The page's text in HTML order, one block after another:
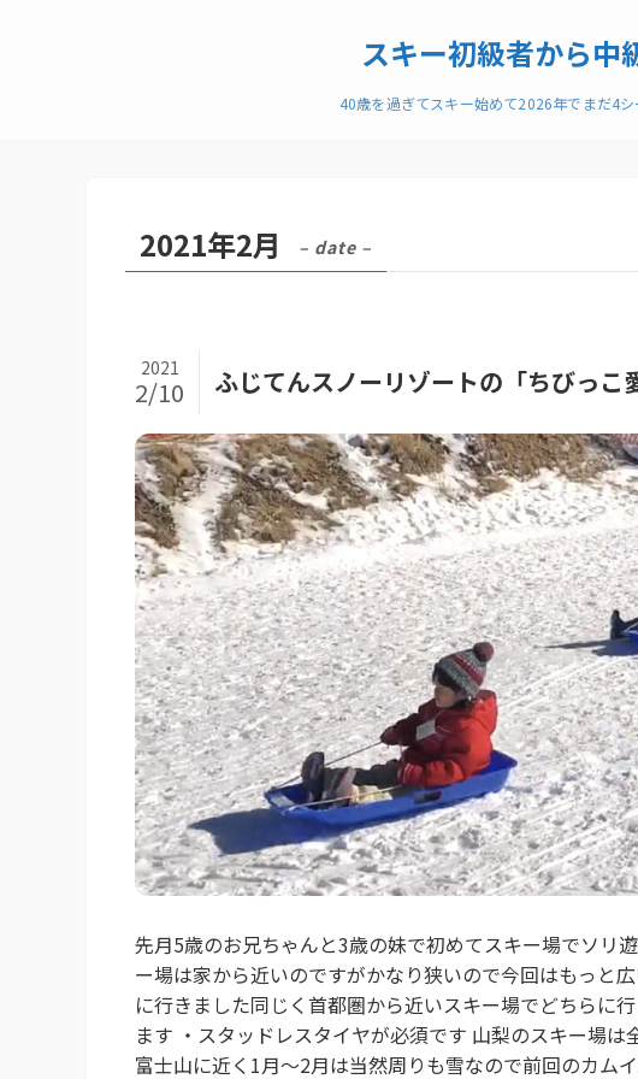
スキー初級者から中
40歳を過ぎてスキー始めて2026年でまだ4
2021年2月 – date –
ふじてんスノーリゾートの「ちびっ
2021
2/10
先月5歳のお兄ちゃんと3歳の妹で初めてスキー場でソリ
ー場は家から近いのですがかなり狭いので今回はもっと
に行きました同じく首都圏から近いスキー場でどちらに
ます ・スタッドレスタイヤが必須です 山梨のスキー場
富士山に近く1月～2月は当然周りも雪なので前回のカム